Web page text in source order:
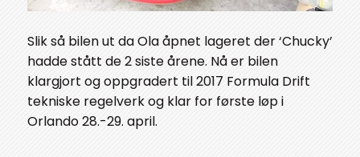
Slik så bilen ut da Ola åpnet lageret der ‘Chucky’
hadde stått de 2 siste årene. Nå er bilen
klargjort og oppgradert til 2017 Formula Drift
tekniske regelverk og klar for første løp i
Orlando 28.-29. april.